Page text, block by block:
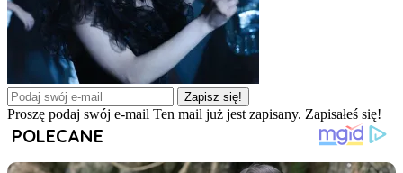
Zapisz się!
Proszę podaj swój e-mail Ten mail już jest zapisany. Zapisałeś się!